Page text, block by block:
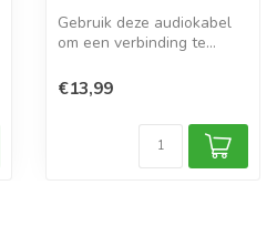
Gebruik deze audiokabel
om een verbinding te
€13,99